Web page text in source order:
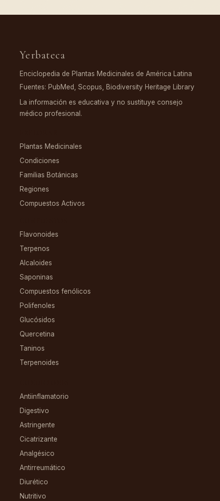
Yerbateca
Enciclopedia de Plantas Medicinales de América Latina
Fuentes: PubMed, Scopus, Biodiversity Heritage Library
La información es educativa y no sustituye consejo
médico profesional.
Plantas Medicinales
Condiciones
Familias Botánicas
Regiones
Compuestos Activos
Flavonoides
Terpenos
Alcaloides
Saponinas
Compuestos fenólicos
Polifenoles
Glucósidos
Quercetina
Taninos
Terpenoides
Antiinflamatorio
Digestivo
Astringente
Cicatrizante
Analgésico
Antirreumático
Diurético
Nutritivo